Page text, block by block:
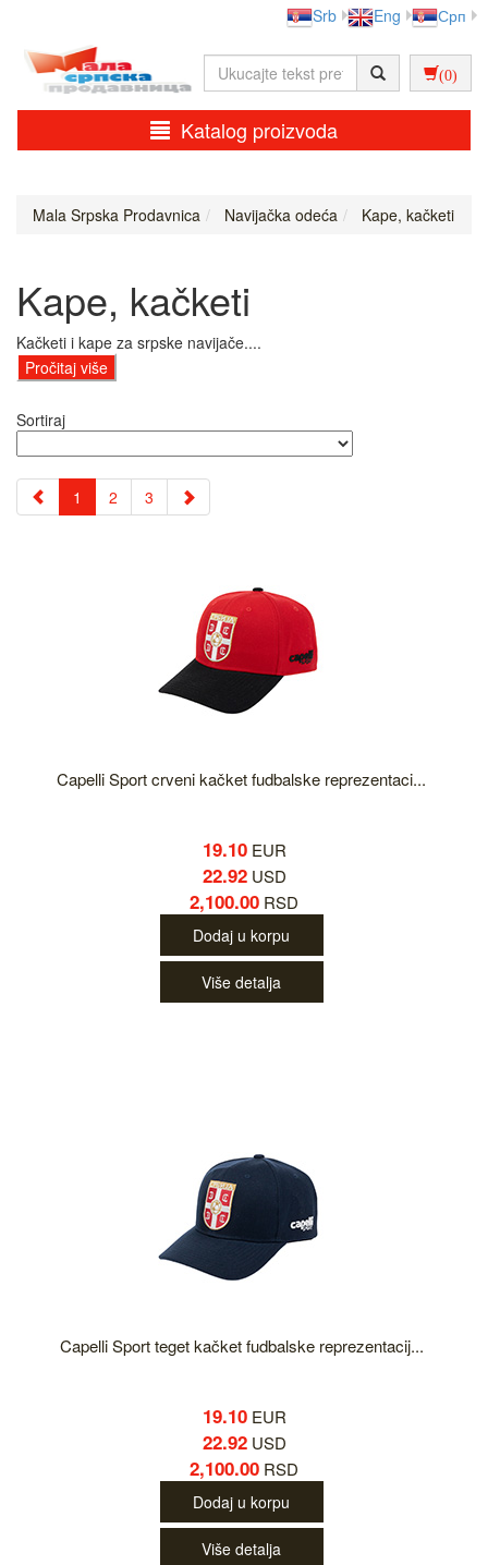
Srb Eng Срп
(0)
Katalog proizvoda
Mala Srpska Prodavnica Navijačka odeća Kape, kačketi
Kape, kačketi
Kačketi i kape za srpske navijače....
Pročitaj više
Sortiraj
1 2 3
Capelli Sport crveni kačket fudbalske reprezentaci...
19.10EUR
22.92USD
2,100.00 RSD
Dodaj u korpu
Više detalja
Capelli Sport teget kačket fudbalske reprezentacij...
19.10EUR
22.92USD
2,100.00 RSD
Dodaj u korpu
Više detalja